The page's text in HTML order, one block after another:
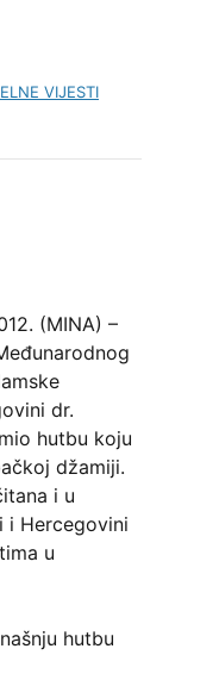
VIJESTI
(MINA) –
dr.
hutbu koju
džamiji.
i u
i Hercegovini
u
hutbu